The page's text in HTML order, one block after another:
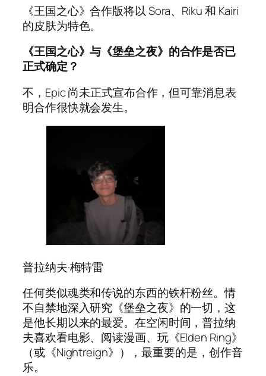
《王国之心》合作版将以 Sora、Riku 和 Kairi
的皮肤为特色。
《王国之心》与《堡垒之夜》的合作是否已
正式确定？
不，Epic 尚未正式宣布合作，但可靠消息表
明合作很快就会发生。
普拉纳夫·梅特雷
任何类似魂类和传说的东西的铁杆粉丝。情
不自禁地深入研究《堡垒之夜》的一切，这
是他长期以来的最爱。在空闲时间，普拉纳
夫喜欢看电影、阅读漫画、玩《Elden Ring》
（或《Nightreign》），最重要的是，创作音
乐。